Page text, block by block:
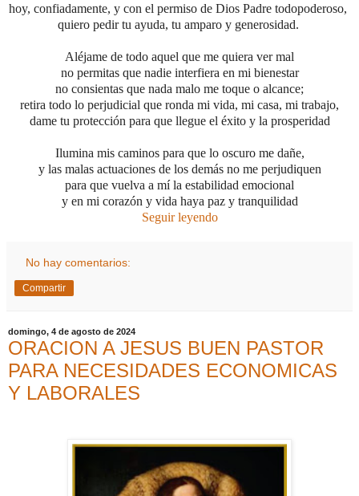
hoy, confiadamente, y con el permiso de Dios Padre todopoderoso,
quiero pedir tu ayuda, tu amparo y generosidad.
Aléjame de todo aquel que me quiera ver mal
no permitas que nadie interfiera en mi bienestar
no consientas que nada malo me toque o alcance;
retira todo lo perjudicial que ronda mi vida, mi casa, mi trabajo,
dame tu protección para que llegue el éxito y la prosperidad
Ilumina mis caminos para que lo oscuro me dañe,
y las malas actuaciones de los demás no me perjudiquen
para que vuelva a mí la estabilidad emocional
y en mi corazón y vida haya paz y tranquilidad
Seguir leyendo
No hay comentarios:
Compartir
domingo, 4 de agosto de 2024
ORACION A JESUS BUEN PASTOR
PARA NECESIDADES ECONOMICAS
Y LABORALES